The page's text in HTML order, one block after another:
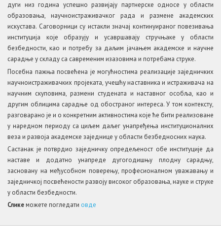
дуги низ година успешно развијају партнерске односе у области
образовања, научноистраживачког рада и размене академских
искустава. Саговорници су истакли значај континуираног повезивања
институција које образују и усавршавају стручњаке у области
безбедности, као и потребу за даљим јачањем академске и научне
сарадње у складу са савременим изазовима и потребама струке.
Посебна пажња посвећена је могућностима реализације заједничких
научноистраживачких пројеката, учешћу наставника и истраживача на
научним скуповима, размени студената и наставног особља, као и
другим облицима сарадње од обостраног интереса. У том контексту,
разговарано је и о конкретним активностима које ће бити реализоване
у наредном периоду са циљем даљег унапређења институционалних
веза и развоја академске заједнице у области безбедносних наука.
Састанак је потврдио заједничку опредељеност обе институције да
наставе и додатно унапреде дугогодишњу плодну сарадњу,
засновану на међусобном поверењу, професионалном уважавању и
заједничкој посвећености развоју високог образовања, науке и струке
у области безбедности.
Сликеможете погледати овде